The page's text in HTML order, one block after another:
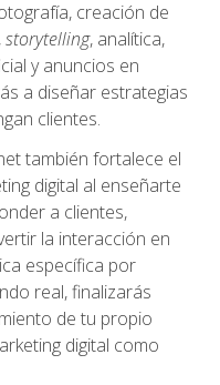
creación de
storytelling, analítica,
y anuncios en
a diseñar estrategias
clientes.
también fortalece el
digital al enseñarte
a clientes,
la interacción en
específica por
real, finalizarás
de tu propio
digital como